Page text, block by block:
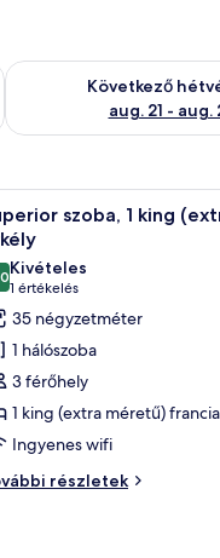
aug. 14 - aug.
Következő
aug. 21 - aug.
A következő hétvégi
éjjeliszemély található.
széssel, lámpával és a
5
szoba, 1 king
ből 10,0
Kivételes
1 értékelés
(1
értékelés)
35 négyzetméter
1 hálószoba
3 férőhely
1 king (extra méretű)
Ingyenes wifi
részletek